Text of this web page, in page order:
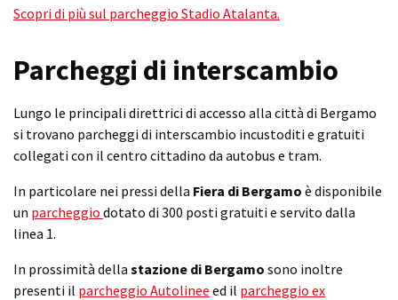
Scopri di più sul parcheggio Stadio Atalanta.
Parcheggi di interscambio
Lungo le principali direttrici di accesso alla città di Bergamo
si trovano parcheggi di interscambio incustoditi e gratuiti
collegati con il centro cittadino da autobus e tram.
In particolare nei pressi della Fiera di Bergamo è disponibile
un parcheggio dotato di 300 posti gratuiti e servito dalla
linea 1.
In prossimità della stazione di Bergamo sono inoltre
presenti il parcheggio Autolinee ed il parcheggio ex